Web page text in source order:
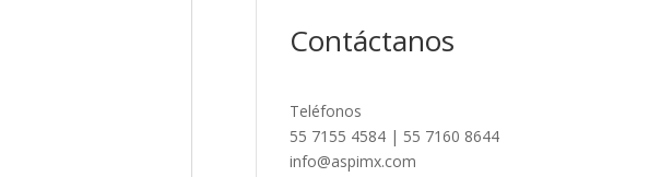
Contáctanos
Teléfonos
55 7155 4584 | 55 7160 8644
info@aspimx.com